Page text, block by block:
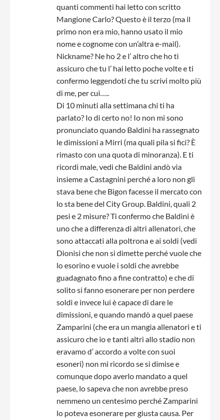
quanti commenti hai letto con scritto
Mangione Carlo? Questo è il terzo (ma il
primo non era mio, hanno usato il mio
nome e cognome con un’altra e-mail).
Nickname? Ne ho 2 e l’ altro che ho ti
assicuro che tu l’ hai letto poche volte e ti
confermo leggendoti che tu scrivi molto più
di me, per cui…..
Di 10 minuti alla settimana chi ti ha
parlato? Io di certo no! Io non mi sono
pronunciato quando Baldini ha rassegnato
le dimissioni a Mirri (ma quali pila si fici? È
rimasto con una quota di minoranza). E ti
ricordi male, vedi che Baldini andò via
insieme a Castagnini perché a loro non gli
stava bene che Bigon facesse il mercato con
lo sta bene del City Group. Baldini, quali 2
pesi e 2 misure? Ti confermo che Baldini è
uno che a differenza di altri allenatori, che
sono attaccati alla poltrona e ai soldi (vedi
Dionisi che non si dimette perché vuole che
lo esorino e vuole i soldi che avrebbe
guadagnato fino a fine contratto) e che di
solito si fanno esonerare per non perdere
soldi e invece lui è capace di dare le
dimissioni, e quando mandò a quel paese
Zamparini (che era un mangia allenatori e ti
assicuro che io e tanti altri allo stadio non
eravamo d’ accordo a volte con suoi
esoneri) non mi ricordo se si dimise e
comunque dopo averlo mandato a quel
paese, lo sapeva che non avrebbe preso
nemmeno un centesimo perché Zamparini
lo poteva esonerare per giusta causa. Per